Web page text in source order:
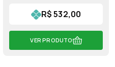
R$ 532,00
VER PRODUTO